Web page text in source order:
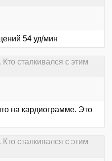
54 уд/мин
сталкивался с этим
на кардиограмме. Это
сталкивался с этим